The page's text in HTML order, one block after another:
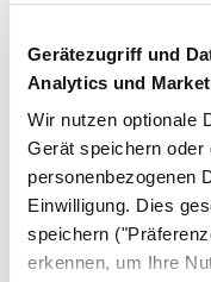
Gerätezugriff und
Analytics und
Wir nutzen optionale
Gerät speichern oder
personenbezogenen
Einwilligung. Dies
speichern
erkennen, um Ihre